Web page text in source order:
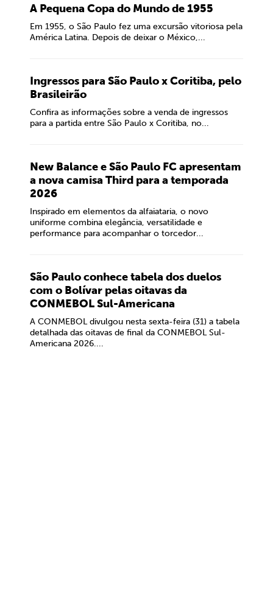
A Pequena Copa do Mundo de 1955
Em 1955, o São Paulo fez uma excursão vitoriosa pela
América Latina. Depois de deixar o México,...
Ingressos para São Paulo x Coritiba, pelo
Brasileirão
Confira as informações sobre a venda de ingressos
para a partida entre São Paulo x Coritiba, no...
New Balance e São Paulo FC apresentam
a nova camisa Third para a temporada
2026
Inspirado em elementos da alfaiataria, o novo
uniforme combina elegância, versatilidade e
performance para acompanhar o torcedor...
São Paulo conhece tabela dos duelos
com o Bolívar pelas oitavas da
CONMEBOL Sul-Americana
A CONMEBOL divulgou nesta sexta-feira (31) a tabela
detalhada das oitavas de final da CONMEBOL Sul-
Americana 2026....